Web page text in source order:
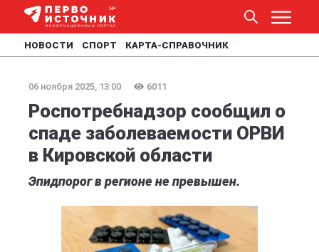
НОВОСТИ СПОРТ КАРТА-СПРАВОЧНИК
06 ноября 2025, 13:00 6011
Роспотребнадзор сообщил о
спаде заболеваемости ОРВИ
в Кировской области
Эпидпорог в регионе не превышен.